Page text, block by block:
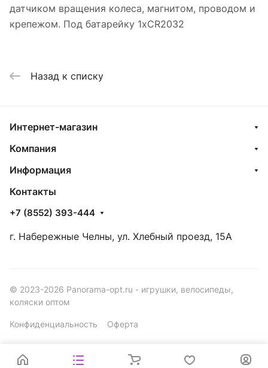
датчиком вращения колеса, магнитом, проводом и
крепежом. Под батарейку 1xCR2032
Назад к списку
Интернет-магазин
Компания
Информация
Контакты
+7 (8552) 393-444
г. Набережные Челны, ул. Хлебный проезд, 15А
© 2023-2026 Panorama-opt.ru - игрушки, велосипеды,
коляски оптом
Конфиденциальность Оферта